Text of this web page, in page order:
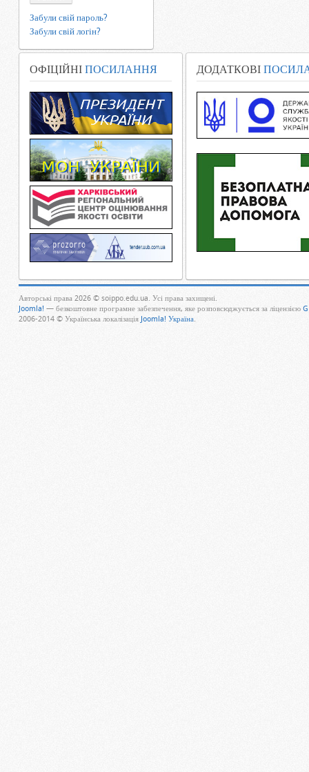
Забули свій пароль?
Забули свій логін?
ОФІЦІЙНІ ПОСИЛАННЯ ДОДАТКОВІ
Авторські права 2026 © soippo.edu.ua. Усі права захищені.
Joomla! — безкоштовне програмне забезпечення, яке розповсюджується за ліцензією
2006-2014 © Українська локалізація Joomla! Україна.